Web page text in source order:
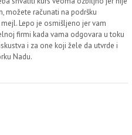
možete računati na podršku
Lepo je osmišljeno jer vam
firmi kada vama odgovara u toku
i za one koji žele da utvrde i
Nadu.